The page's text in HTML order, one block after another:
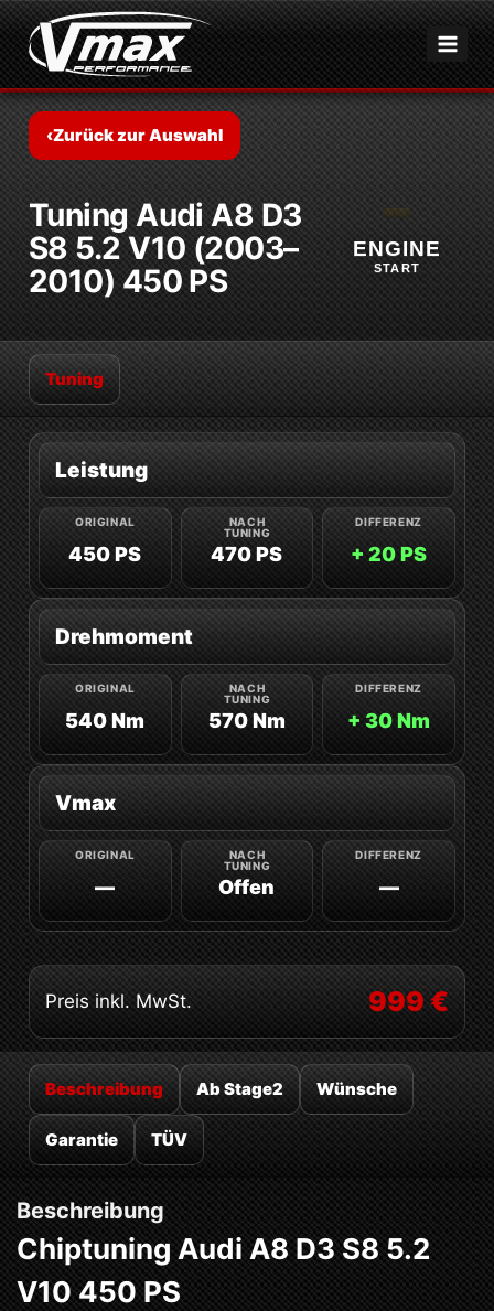
Zum
Inhalt
springen
‹Zurück zur Auswahl
Tuning Audi A8 D3
S8 5.2 V10 (2003–
2010) 450 PS
ENGINE
START
Tuning
Leistung
450 PS 470 PS + 20 PS
Drehmoment
540 Nm 570 Nm + 30 Nm
Vmax
— Offen —
Preis inkl. MwSt. 999 €
Beschreibung Ab Stage2 Wünsche
Garantie TÜV
Beschreibung
Chiptuning Audi A8 D3 S8 5.2
V10 450 PS